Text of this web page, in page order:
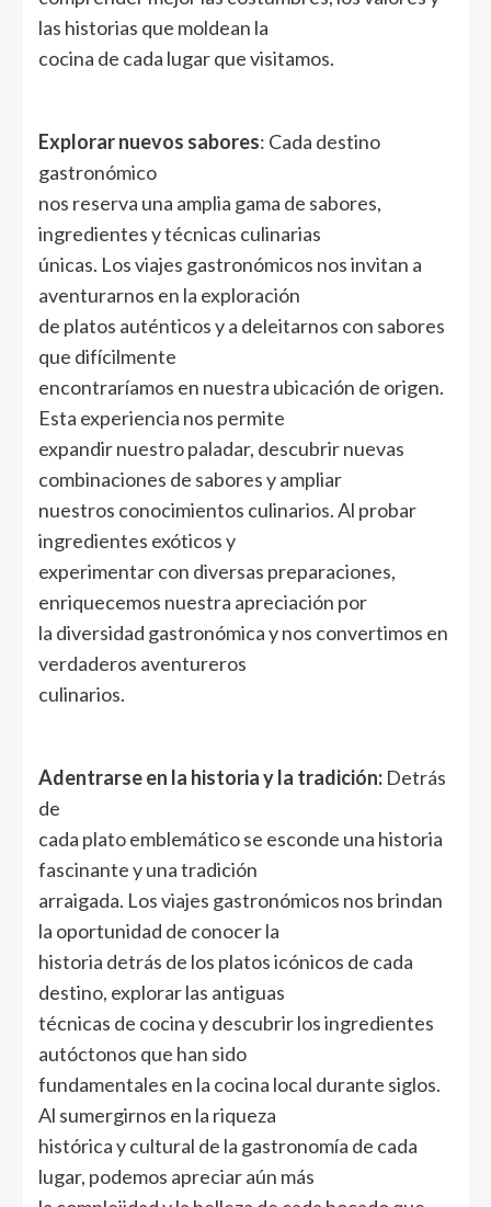
las historias que moldean la
cocina de cada lugar que visitamos.
Explorar nuevos sabores: Cada destino
gastronómico
nos reserva una amplia gama de sabores,
ingredientes y técnicas culinarias
únicas. Los viajes gastronómicos nos invitan a
aventurarnos en la exploración
de platos auténticos y a deleitarnos con sabores
que difícilmente
encontraríamos en nuestra ubicación de origen.
Esta experiencia nos permite
expandir nuestro paladar, descubrir nuevas
combinaciones de sabores y ampliar
nuestros conocimientos culinarios. Al probar
ingredientes exóticos y
experimentar con diversas preparaciones,
enriquecemos nuestra apreciación por
la diversidad gastronómica y nos convertimos en
verdaderos aventureros
culinarios.
Adentrarse en la historia y la tradición: Detrás
de
cada plato emblemático se esconde una historia
fascinante y una tradición
arraigada. Los viajes gastronómicos nos brindan
la oportunidad de conocer la
historia detrás de los platos icónicos de cada
destino, explorar las antiguas
técnicas de cocina y descubrir los ingredientes
autóctonos que han sido
fundamentales en la cocina local durante siglos.
Al sumergirnos en la riqueza
histórica y cultural de la gastronomía de cada
lugar, podemos apreciar aún más